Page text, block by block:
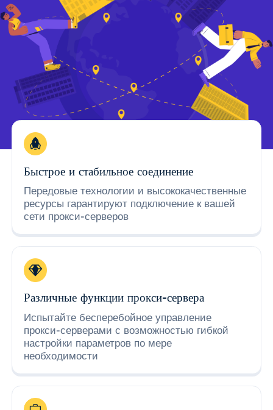
Быстрое и стабильное соединение
Передовые технологии и высококачественные
ресурсы гарантируют подключение к вашей
сети прокси-серверов
Различные функции прокси-сервера
Испытайте бесперебойное управление
прокси-серверами с возможностью гибкой
настройки параметров по мере
необходимости